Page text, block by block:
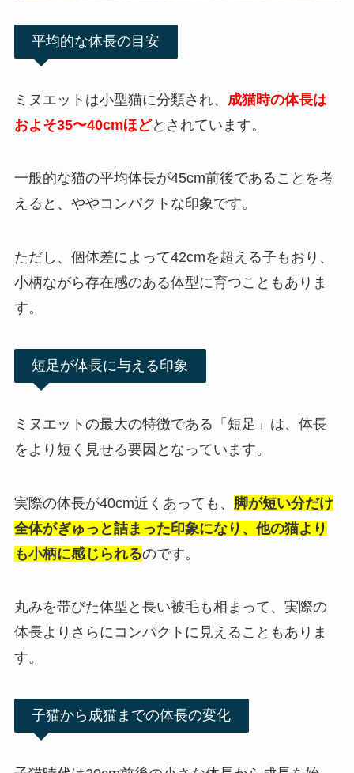
平均的な体長の目安
ミヌエットは小型猫に分類され、 成猫時の体長は
およそ35〜40cmほどとされています。
一般的な猫の平均体長が45cm前後であることを考
えると、ややコンパクトな印象です。
ただし、個体差によって42cmを超える子もおり、
小柄ながら存在感のある体型に育つこともありま
す。
短足が体長に与える印象
ミヌエットの最大の特徴である「短足」は、体長
をより短く見せる要因となっています。
実際の体長が40cm近くあっても、 脚が短い分だけ
全体がぎゅっと詰まった印象になり、他の猫より
も小柄に感じられるのです。
丸みを帯びた体型と長い被毛も相まって、実際の
体長よりさらにコンパクトに見えることもありま
す。
子猫から成猫までの体長の変化